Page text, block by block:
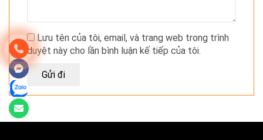
Lưu tên của tôi, email, và trang web trong trình
duyệt này cho lần bình luận kế tiếp của tôi.